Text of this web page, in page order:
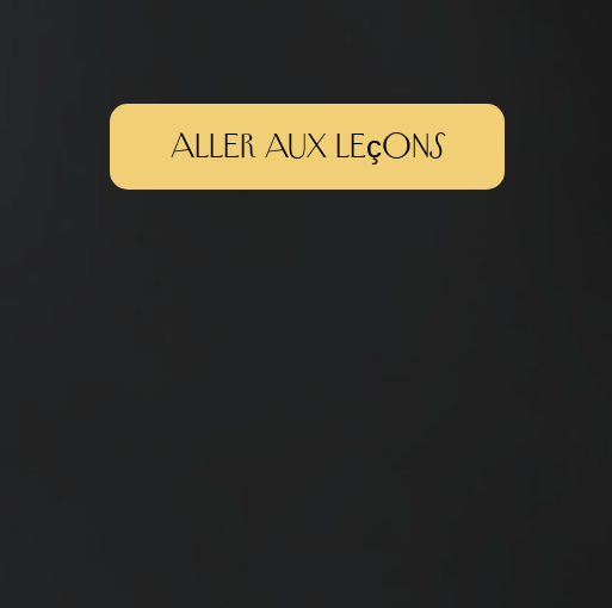
Aller aux leçons